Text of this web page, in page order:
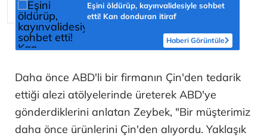
Eşini öldürüp, kayınvalidesiyle sohbet
etti! Kan donduran itiraf
Haberi Görüntüle
Daha önce ABD'li bir firmanın Çin'den tedarik
ettiği alezi atölyelerinde üreterek ABD'ye
gönderdiklerini anlatan Zeybek, "Bir müşterimiz
daha önce ürünlerini Çin'den alıyordu. Yaklaşık